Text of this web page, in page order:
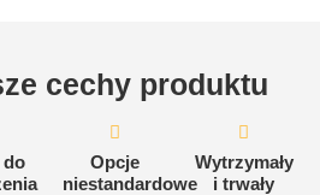
cechy produktu
do
Opcje
niestandardowe
Wytrzymały
i trwały